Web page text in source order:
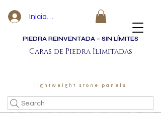
Iniciar sesión
Search
PIEDRA REINVENTADA – SIN LÍMITES
Caras de Piedra Ilimitadas
lightweight stone panels